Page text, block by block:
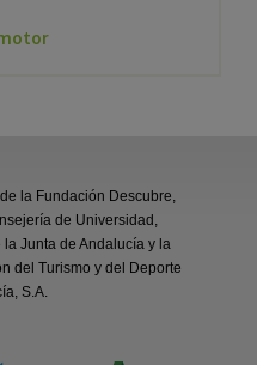
la Fundación Descubre,
de Universidad,
la Junta de Andalucía y la
del Turismo y del Deporte
S.A.